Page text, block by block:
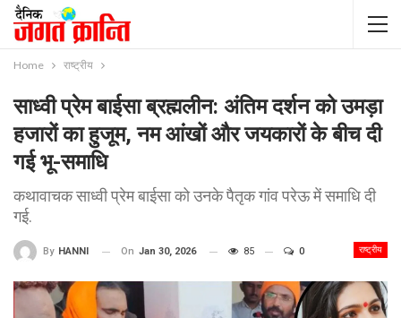
Home राष्ट्रीय
साध्वी प्रेम बाईसा ब्रह्मलीन: अंतिम दर्शन को उमड़ा
हजारों का हुजूम, नम आंखों और जयकारों के बीच दी
गई भू-समाधि
कथावाचक साध्वी प्रेम बाईसा को उनके पैतृक गांव परेऊ में समाधि दी
गई.
राष्ट्रीय
By HANNI On Jan 30, 2026 85 0